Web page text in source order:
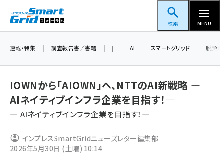
ン
スマートグリッドフォーラム
検索 MENU
蓄電池 (396)
ペロブスカイト (332)
連載・特集 調査報告書／書籍 | AI スマートグリッド 脱炭
IOWNから「AIOWN」へ、NTTのAI新戦略 ―
AIネイティブインフラ企業を目指す！―
― AIネイティブインフラ企業を目指す！―
インプレスSmartGridニューズレター編集部
2026年5月30日 (土曜) 10:14